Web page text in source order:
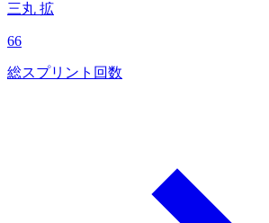
三丸 拡
66
総スプリント回数